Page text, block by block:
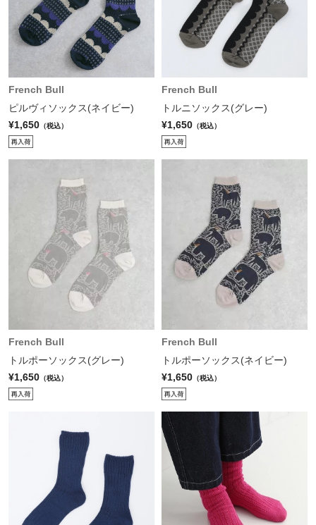
French Bull
ピルヴィソックス(ネイビー)
¥1,650 （税込）
French Bull
トルニソックス(グレー)
¥1,650 （税込）
French Bull
トルポーソックス(グレー)
¥1,650 （税込）
French Bull
トルポーソックス(ネイビー)
¥1,650 （税込）